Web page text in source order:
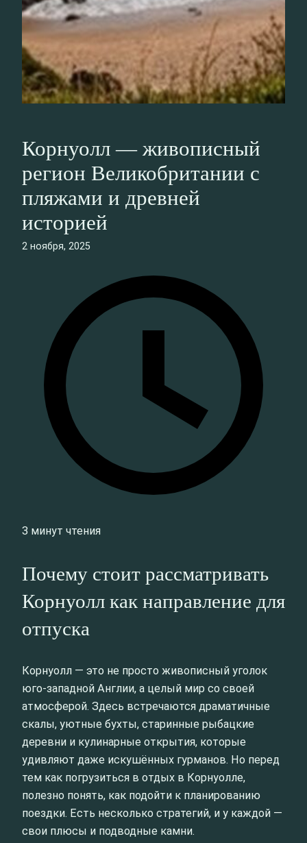
Корнуолл — живописный
регион Великобритании с
пляжами и древней
историей
2 ноября, 2025
3 минут чтения
Почему стоит рассматривать
Корнуолл как направление для
отпуска
Корнуолл — это не просто живописный уголок
юго-западной Англии, а целый мир со своей
атмосферой. Здесь встречаются драматичные
скалы, уютные бухты, старинные рыбацкие
деревни и кулинарные открытия, которые
удивляют даже искушённых гурманов. Но перед
тем как погрузиться в отдых в Корнуолле,
полезно понять, как подойти к планированию
поездки. Есть несколько стратегий, и у каждой —
свои плюсы и подводные камни.